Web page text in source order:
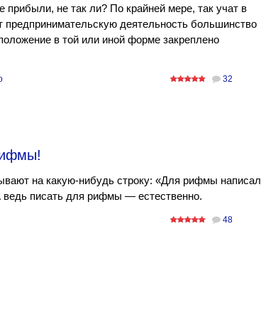
прибыли, не так ли? По крайней мере, так учат в
предпринимательскую деятельность большинство
в той или иной форме закреплено
32
на какую-нибудь строку: «Для рифмы
писать для рифмы — естественно.
48